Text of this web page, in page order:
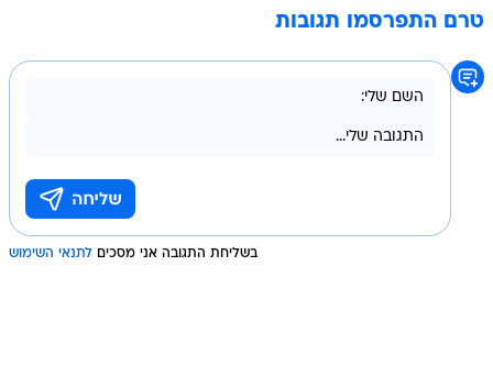
טרם התפרסמו תגובות
בשליחת התגובה אני מסכים לתנאי השימוש